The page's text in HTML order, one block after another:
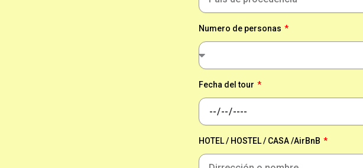
Numero de personas
Fecha del tour
HOTEL / HOSTEL / CASA /AirBnB